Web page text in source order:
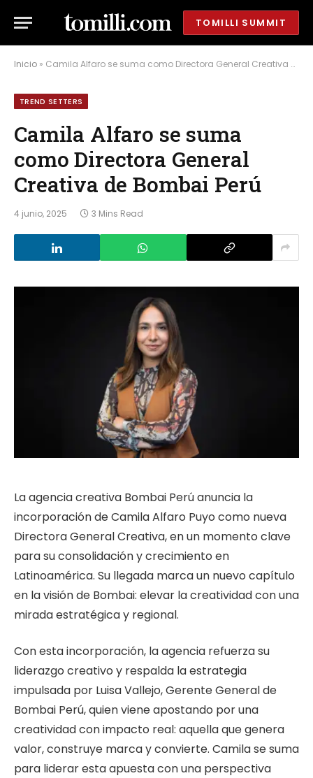
TOMILLI SUMMIT
Inicio » Camila Alfaro se suma como Directora General Creativa de Bombai Perú
TREND SETTERS
Camila Alfaro se suma
como Directora General
Creativa de Bombai Perú
4 junio, 2025 3 Mins Read
La agencia creativa Bombai Perú anuncia la
incorporación de Camila Alfaro Puyo como nueva
Directora General Creativa, en un momento clave
para su consolidación y crecimiento en
Latinoamérica. Su llegada marca un nuevo capítulo
en la visión de Bombai: elevar la creatividad con una
mirada estratégica y regional.
Con esta incorporación, la agencia refuerza su
liderazgo creativo y respalda la estrategia
impulsada por Luisa Vallejo, Gerente General de
Bombai Perú, quien viene apostando por una
creatividad con impacto real: aquella que genera
valor, construye marca y convierte. Camila se suma
para liderar esta apuesta con una perspectiva